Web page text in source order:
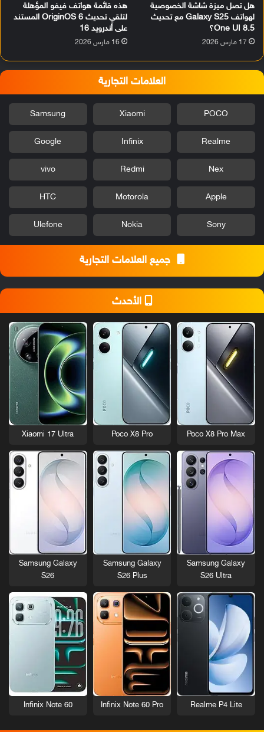
هل تصل ميزة شاشة الخصوصية
لهواتف Galaxy S25 مع تحديث
One UI 8.5؟
17 مارس 2026
هذه قائمة هواتف فيفو المؤهلة
لتلقي تحديث OriginOS 6 المستند
على أندرويد 16
16 مارس 2026
العلامات التجارية
POCO
Xiaomi
Samsung
Realme
Infinix
Google
Nex
Redmi
vivo
Apple
Motorola
HTC
Sony
Nokia
Ulefone
جميع العلامات التجارية
الأحدث
Poco X8 Pro Max
Poco X8 Pro
Xiaomi 17 Ultra
Samsung Galaxy
S26 Ultra
Samsung Galaxy
S26 Plus
Samsung Galaxy
S26
Realme P4 Lite
Infinix Note 60 Pro
Infinix Note 60